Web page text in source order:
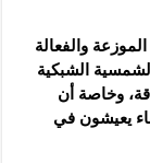
والفعالة
الشبكية
وخاصة أن
يعيشون في